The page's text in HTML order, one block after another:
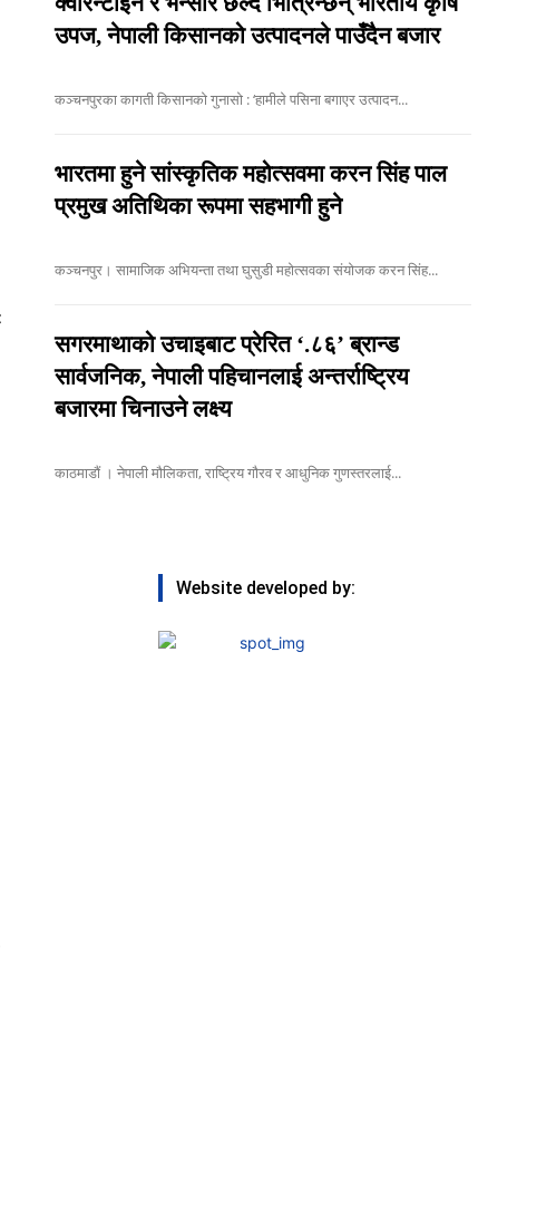
उपज, नेपाली किसानको उत्पादनले पाउँदैन बजार
कञ्चनपुरका कागती किसानको गुनासो : ‘हामीले पसिना बगाएर उत्पादन...
भारतमा हुने सांस्कृतिक महोत्सवमा करन सिंह पाल
प्रमुख अतिथिका रूपमा सहभागी हुने
कञ्चनपुर। सामाजिक अभियन्ता तथा घुसुडी महोत्सवका संयोजक करन सिंह...
सगरमाथाको उचाइबाट प्रेरित ‘.८६’ ब्रान्ड
सार्वजनिक, नेपाली पहिचानलाई अन्तर्राष्ट्रिय
बजारमा चिनाउने लक्ष्य
काठमाडौं । नेपाली मौलिकता, राष्ट्रिय गौरव र आधुनिक गुणस्तरलाई...
Website developed by: